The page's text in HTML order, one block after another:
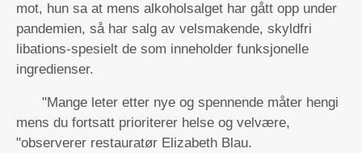
mot, hun sa at mens alkoholsalget har gått opp under
pandemien, så har salg av velsmakende, skyldfri
libations-spesielt de som inneholder funksjonelle
ingredienser.
"Mange leter etter nye og spennende måter hengi
mens du fortsatt prioriterer helse og velvære,
"observerer restauratør Elizabeth Blau.